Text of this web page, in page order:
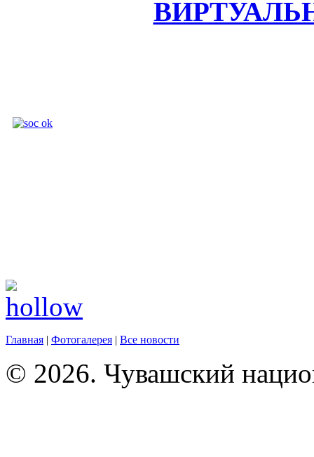
Главная | Фотогалерея | Все новости
© 2026. Чувашский